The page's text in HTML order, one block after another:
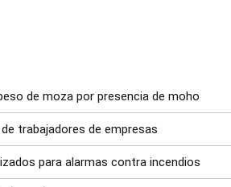
de moza por presencia de moho
trabajadores de empresas
para alarmas contra incendios